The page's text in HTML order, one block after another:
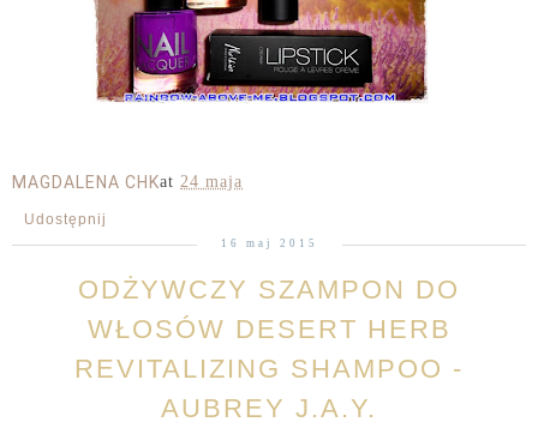
MAGDALENA CHKat 24 maja
Udostępnij
16 maj 2015
ODŻYWCZY SZAMPON DO
WŁOSÓW DESERT HERB
REVITALIZING SHAMPOO -
AUBREY J.A.Y.